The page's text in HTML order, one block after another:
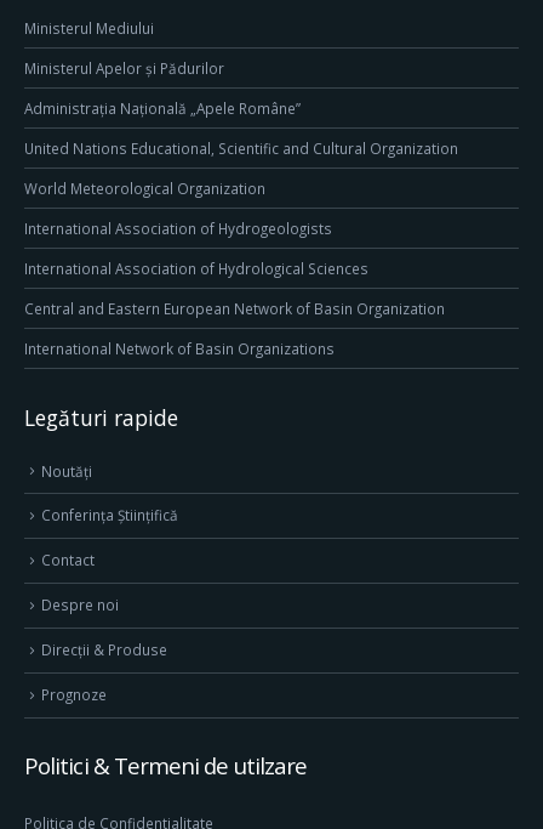
Ministerul Mediului
Ministerul Apelor și Pădurilor
Administrația Națională „Apele Române”
United Nations Educational, Scientific and Cultural Organization
World Meteorological Organization
International Association of Hydrogeologists
International Association of Hydrological Sciences
Central and Eastern European Network of Basin Organization
International Network of Basin Organizations
Legături rapide
Noutăți
Conferința Științifică
Contact
Despre noi
Direcţii & Produse
Prognoze
Politici & Termeni de utilzare
Politica de Confidentialitate